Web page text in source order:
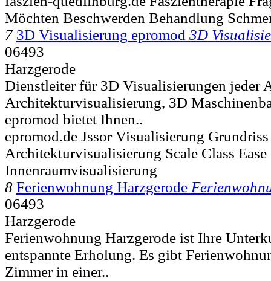
Möchten Beschwerden Behandlung
7 3D Visualisierung epromod 3D
06493
Harzgerode
Dienstleiter für 3D Visualisierungen jeder
Architekturvisualisierung, 3D
epromod bietet Ihnen..
epromod.de Jssor Visualisierung Grundriss
Architekturvisualisierung Scale Class Ease
Innenraumvisualisierung
8 Ferienwohnung Harzgerode
06493
Harzgerode
Ferienwohnung Harzgerode ist Ihre
entspannte Erholung. Es gibt
Zimmer in einer..